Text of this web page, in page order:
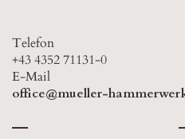
Telefon
+43 4352 71131-0
E-Mail
office@mueller-